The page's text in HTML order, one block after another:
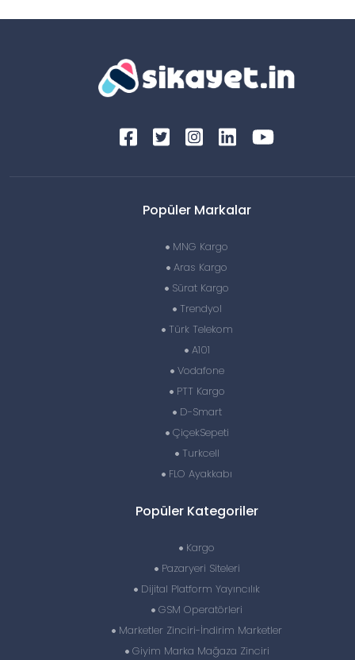
Popüler Markalar
MNG Kargo
Aras Kargo
Sürat Kargo
Trendyol
Türk Telekom
A101
Vodafone
PTT Kargo
D-Smart
ÇiçekSepeti
Turkcell
FLO Ayakkabı
Popüler Kategoriler
Kargo
Pazaryeri Siteleri
Dijital Platform Yayıncılık
GSM Operatörleri
Marketler Zinciri-İndirim Marketler
Giyim Marka Mağaza Zinciri